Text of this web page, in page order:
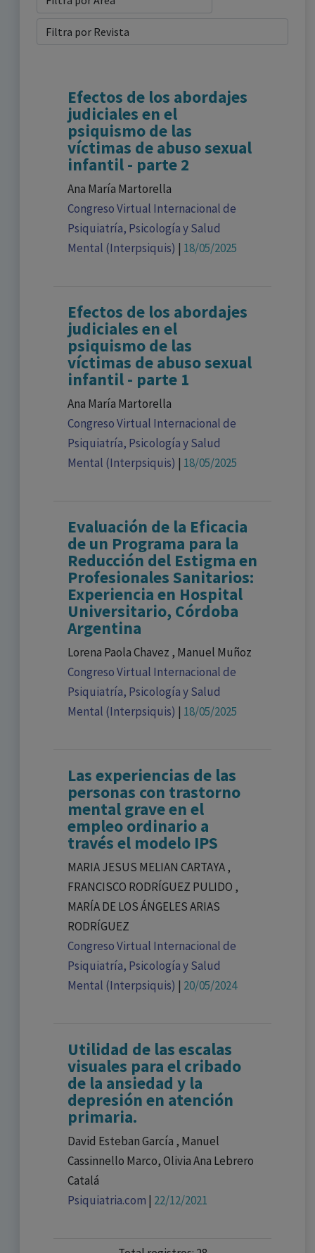
Efectos de los abordajes
judiciales en el
psiquismo de las
víctimas de abuso sexual
infantil - parte 2
Ana María Martorella
Congreso Virtual Internacional de
Psiquiatría, Psicología y Salud
Mental (Interpsiquis) | 18/05/2025
Efectos de los abordajes
judiciales en el
psiquismo de las
víctimas de abuso sexual
infantil - parte 1
Ana María Martorella
Congreso Virtual Internacional de
Psiquiatría, Psicología y Salud
Mental (Interpsiquis) | 18/05/2025
Evaluación de la Eficacia
de un Programa para la
Reducción del Estigma en
Profesionales Sanitarios:
Experiencia en Hospital
Universitario, Córdoba
Argentina
Lorena Paola Chavez , Manuel Muñoz
Congreso Virtual Internacional de
Psiquiatría, Psicología y Salud
Mental (Interpsiquis) | 18/05/2025
Las experiencias de las
personas con trastorno
mental grave en el
empleo ordinario a
través el modelo IPS
MARIA JESUS MELIAN CARTAYA ,
FRANCISCO RODRÍGUEZ PULIDO ,
MARÍA DE LOS ÁNGELES ARIAS
RODRÍGUEZ
Congreso Virtual Internacional de
Psiquiatría, Psicología y Salud
Mental (Interpsiquis) | 20/05/2024
Utilidad de las escalas
visuales para el cribado
de la ansiedad y la
depresión en atención
primaria.
David Esteban García , Manuel
Cassinnello Marco, Olivia Ana Lebrero
Catalá
Psiquiatria.com | 22/12/2021